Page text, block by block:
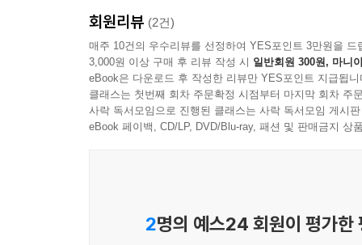
회원리뷰 (2건)
매주 10건의 우수리뷰를 선정하여 YES포인트 3만원을 드
3,000원 이상 구매 후 리뷰 작성 시 일반회원 300원, 마니
eBook은 다운로드 후 작성한 리뷰만 YES포인트 지급됩니
클래스는 첫번째 회차 주문확정 시점부터 마지막 회차 주
사락 독서모임으로 진행된 클래스는 사락 독서모임 게시
eBook 페이백, CD/LP, DVD/Blu-ray, 패션 및 판매금지 상
2명의 예스24 회원이 평가한